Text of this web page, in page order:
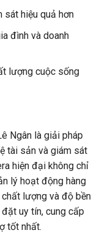
sát hiệu quả hơn
đình và doanh
lượng cuộc sống
Ngân là giải pháp
tài sản và giám sát
hiện đại không chỉ
lý hoạt động hàng
lượng và độ bền
uy tín, cung cấp
tốt nhất.